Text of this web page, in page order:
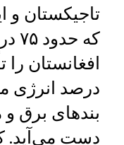
تاجیکستان و
که
درصد انرژی
بندهای برق و
دست می‌آید.